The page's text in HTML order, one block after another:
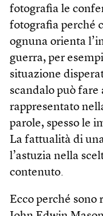
fotografia le
fotografia perché
ognuna orienta
guerra, per
situazione
scandalo può
rappresentato
parole, spesso le
La fattualità di
l’astuzia nella
contenuto.
Ecco perché